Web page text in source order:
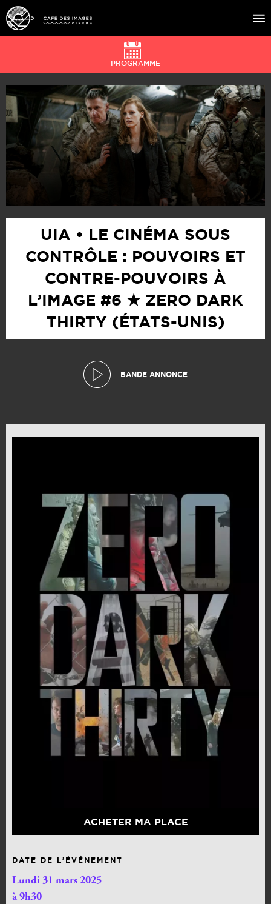
À L’AFFICHE
ÉVÉNEMENTS
CAFÉ DU CINÉ
PRATIQUE
ÉDUCATION AUX IMAGES
PROGRAMME
UIA • LE CINÉMA SOUS
CONTRÔLE : POUVOIRS ET
CONTRE-POUVOIRS À
L’IMAGE #6 ★ ZERO DARK
THIRTY (ÉTATS-UNIS)
BANDE ANNONCE
ACHETER MA PLACE
DATE DE L’ÉVÉNEMENT
Lundi 31 mars 2025
à 9h30